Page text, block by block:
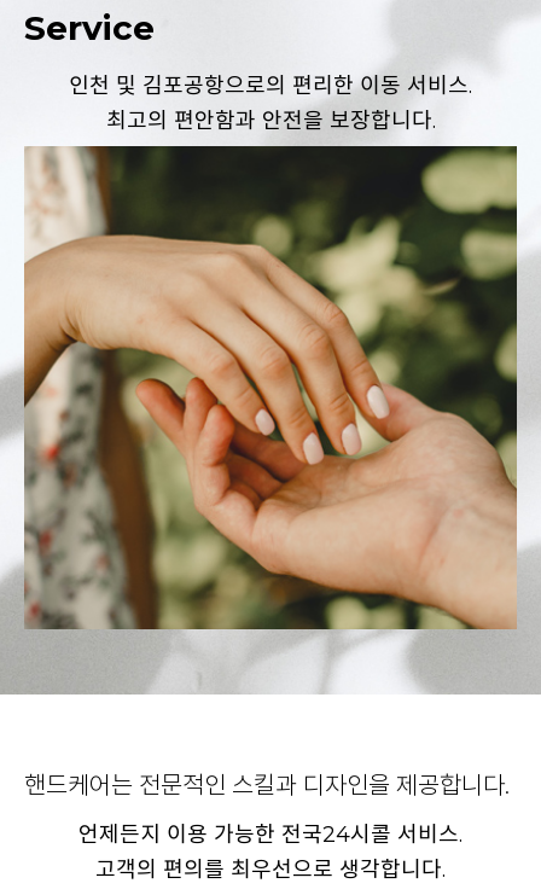
Service
인천 및 김포공항으로의 편리한 이동 서비스.
최고의 편안함과 안전을 보장합니다.
핸드케어는 전문적인 스킬과 디자인을 제공합니다.
언제든지 이용 가능한 전국24시콜 서비스.
고객의 편의를 최우선으로 생각합니다.